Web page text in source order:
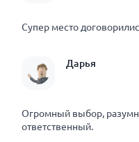
Супер место
Дарья
Огромный выбор,
ответственный.